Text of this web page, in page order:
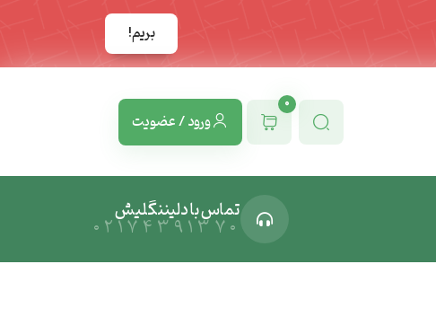
بریم!
0
ورود / عضویت
تماس با دلیننگلیش
02174391370